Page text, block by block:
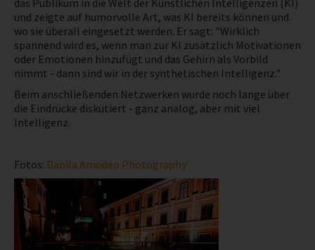
das Publikum in die Welt der Künstlichen Intelligenzen (KI)
und zeigte auf humorvolle Art, was KI bereits können und
wo sie überall eingesetzt werden. Er sagt: "Wirklich
spannend wird es, wenn man zur KI zusätzlich Motivationen
oder Emotionen hinzufügt und das Gehirn als Vorbild
nimmt - dann sind wir in der synthetischen Intelligenz."
Beim anschließenden Netzwerken wurde noch lange über
die Eindrücke diskutiert - ganz analog, aber mit viel
Intelligenz.
Fotos: Danila Amodeo Photography